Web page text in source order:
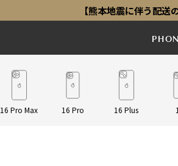
【熊本地震に伴う配送
16 Pro Max 16 Pro 16 Plus